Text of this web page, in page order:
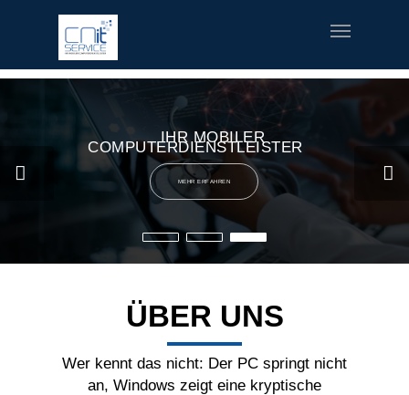
fred meyer gift card
fusion coupons build a bear printable coupon 10
rush music
special welcome coupon
IHR MOBILER
COMPUTERDIENSTLEISTER
MEHR ERFAHREN
ÜBER UNS
Wer kennt das nicht: Der PC springt nicht
an, Windows zeigt eine kryptische